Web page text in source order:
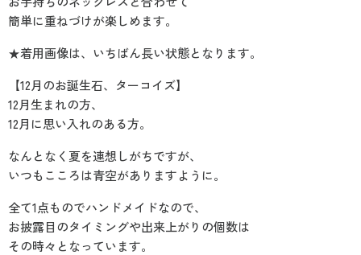
簡単に重ねづけが楽しめます。
★着用画像は、いちばん長い状態となります。
【12月のお誕生石、ターコイズ】
12月生まれの方、
12月に思い入れのある方。
なんとなく夏を連想しがちですが、
いつもこころは青空がありますように。
全て1点ものでハンドメイドなので、
お披露目のタイミングや出来上がりの個数は
その時々となっています。